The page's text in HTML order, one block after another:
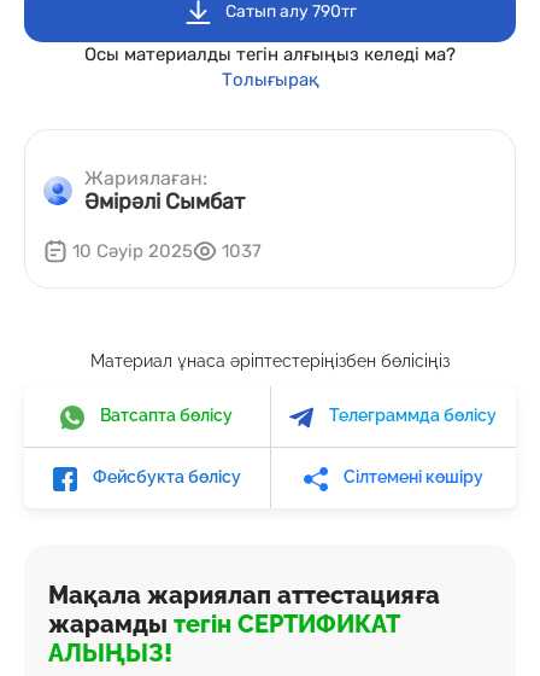
Сатып алу 790тг
Осы материалды тегін алғыңыз келеді ма?
Толығырақ
Жариялаған:
Әмірәлі Сымбат
10 Сәуір 2025 1037
Материал ұнаса әріптестеріңізбен бөлісіңіз
Ватсапта бөлісу Телеграммда бөлісу
Фейсбукта бөлісу Сілтемені көшіру
Мақала жариялап аттестацияға
жарамды тегін СЕРТИФИКАТ
АЛЫҢЫЗ!